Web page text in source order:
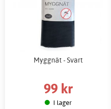
Myggnät - Svart
99 kr
I lager